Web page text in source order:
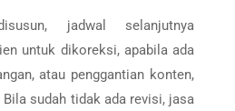
jadwal selanjutnya
untuk dikoreksi, apabila ada
atau penggantian konten,
sudah tidak ada revisi, jasa